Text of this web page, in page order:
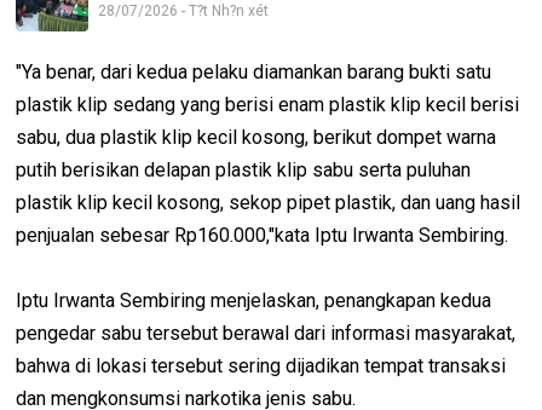
28/07/2026 - T?t Nh?n xét
"Ya benar, dari kedua pelaku diamankan barang bukti satu
plastik klip sedang yang berisi enam plastik klip kecil berisi
sabu, dua plastik klip kecil kosong, berikut dompet warna
putih berisikan delapan plastik klip sabu serta puluhan
plastik klip kecil kosong, sekop pipet plastik, dan uang hasil
penjualan sebesar Rp160.000,"kata Iptu Irwanta Sembiring.
Iptu Irwanta Sembiring menjelaskan, penangkapan kedua
pengedar sabu tersebut berawal dari informasi masyarakat,
bahwa di lokasi tersebut sering dijadikan tempat transaksi
dan mengkonsumsi narkotika jenis sabu.